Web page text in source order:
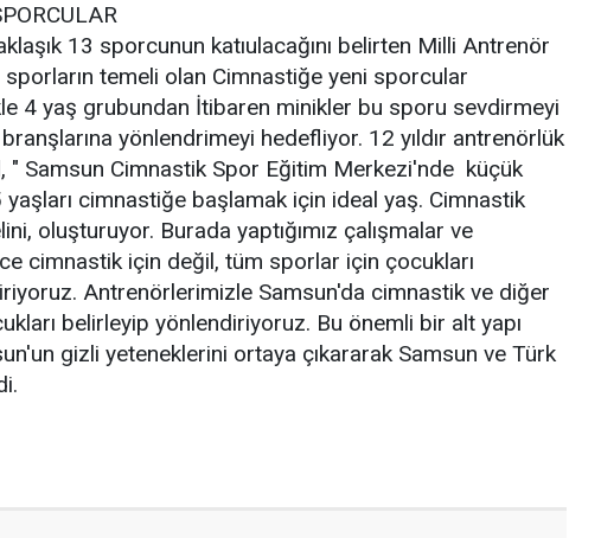
13 sporcunun katıulacağını belirten Milli Antrenör
sporların temeli olan Cimnastiğe yeni sporcular
4 yaş grubundan İtibaren minikler bu sporu sevdirmeyi
yönlendrimeyi hedefliyor. 12 yıldır antrenörlük
" Samsun Cimnastik Spor Eğitim Merkezi'nde küçük
yaşları cimnastiğe başlamak için ideal yaş. Cimnastik
oluşturuyor. Burada yaptığımız çalışmalar ve
cimnastik için değil, tüm sporlar için çocukları
Antrenörlerimizle Samsun'da cimnastik ve diğer
belirleyip yönlendiriyoruz. Bu önemli bir alt yapı
gizli yeteneklerini ortaya çıkararak Samsun ve Türk